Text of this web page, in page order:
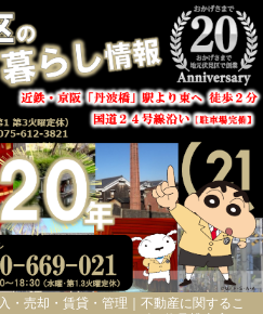
・売却・賃貸・管理｜不動産に関するこ